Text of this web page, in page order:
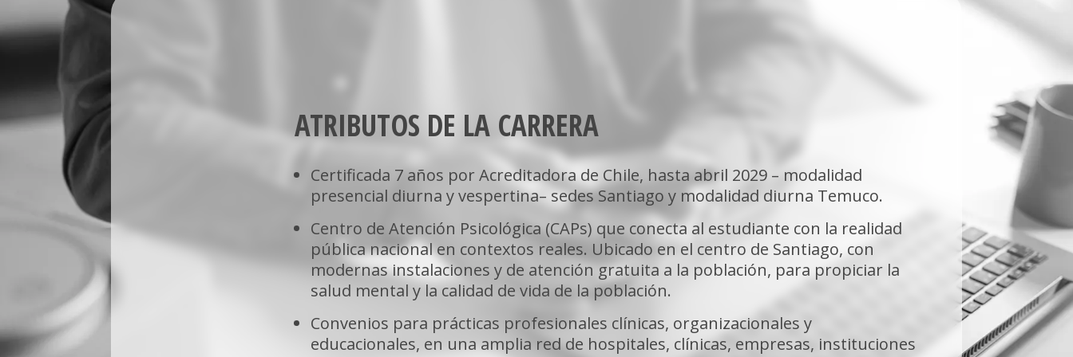
ATRIBUTOS DE LA CARRERA
Certificada 7 años por Acreditadora de Chile, hasta abril 2029 – modalidad
presencial diurna y vespertina– sedes Santiago y modalidad diurna Temuco.
Centro de Atención Psicológica (CAPs) que conecta al estudiante con la realidad
pública nacional en contextos reales. Ubicado en el centro de Santiago, con
modernas instalaciones y de atención gratuita a la población, para propiciar la
salud mental y la calidad de vida de la población.
Convenios para prácticas profesionales clínicas, organizacionales y
educacionales, en una amplia red de hospitales, clínicas, empresas, instituciones